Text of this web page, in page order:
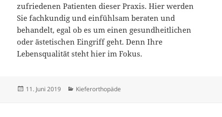
zufriedenen Patienten dieser Praxis. Hier werden
Sie fachkundig und einfühlsam beraten und
behandelt, egal ob es um einen gesundheitlichen
oder ästetischen Eingriff geht. Denn Ihre
Lebensqualität steht hier im Fokus.
Veröffentlicht
11. Juni 2019 Kategorien
Kieferorthopäde